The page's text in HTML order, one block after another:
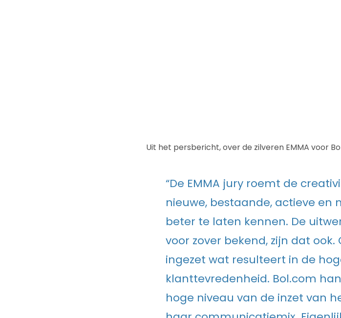
Uit het persbericht, over de zilveren EMMA voor
“De EMMA jury roemt de
nieuwe, bestaande, actieve
beter te laten kennen. De
voor zover bekend, zijn dat
ingezet wat resulteert in de
klanttevredenheid. Bol.com
hoge niveau van de inzet van